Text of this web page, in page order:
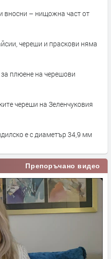
вносни – нищожна част от
череши и праскови няма
плюене на черешови
череши на Зеленчуковия
е с диаметър 34,9 мм
Препоръчано видео